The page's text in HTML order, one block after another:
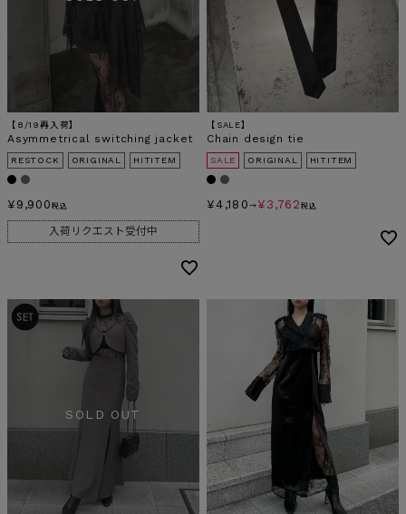
【8/19再入荷】
Asymmetrical switching jacket
RESTOCK ORIGINAL HITITEM
¥ 9,900 税込
入荷リクエスト受付中
【SALE】
Chain design tie
SALE ORIGINAL HITITEM
¥4,180 → ¥ 3,762 税込